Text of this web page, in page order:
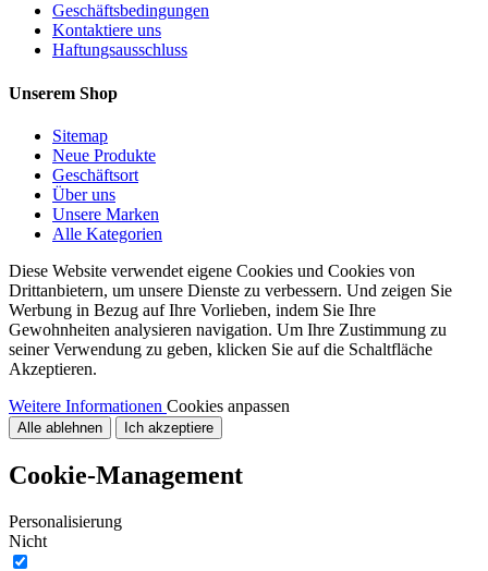
Geschäftsbedingungen
Kontaktiere uns
Haftungsausschluss
Unserem Shop
Sitemap
Neue Produkte
Geschäftsort
Über uns
Unsere Marken
Alle Kategorien
Diese Website verwendet eigene Cookies und Cookies von
Drittanbietern, um unsere Dienste zu verbessern. Und zeigen Sie
Werbung in Bezug auf Ihre Vorlieben, indem Sie Ihre
Gewohnheiten analysieren navigation. Um Ihre Zustimmung zu
seiner Verwendung zu geben, klicken Sie auf die Schaltfläche
Akzeptieren.
Weitere Informationen Cookies anpassen
Alle ablehnen Ich akzeptiere
Cookie-Management
Personalisierung
Nicht